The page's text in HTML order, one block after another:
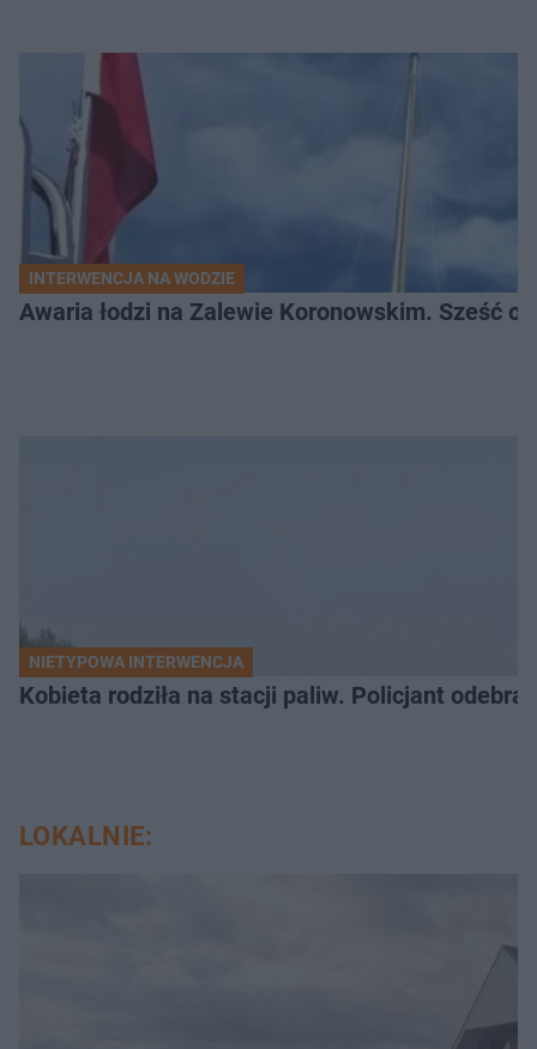
INTERWENCJA NA WODZIE
Awaria łodzi na Zalewie Koronowskim. Sześć
NIETYPOWA INTERWENCJA
Kobieta rodziła na stacji paliw. Policjant
LOKALNIE: